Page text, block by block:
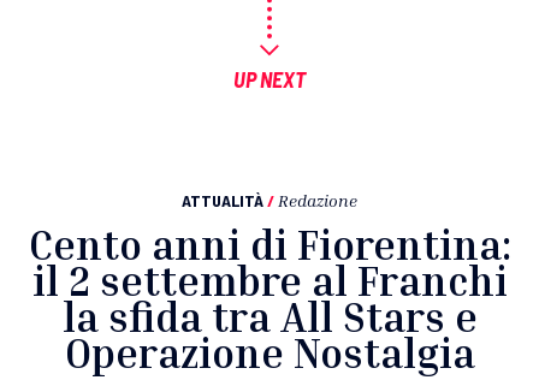
UP NEXT
ATTUALITÀ/ Redazione
Cento anni di Fiorentina:
il 2 settembre al Franchi
la sfida tra All Stars e
Operazione Nostalgia